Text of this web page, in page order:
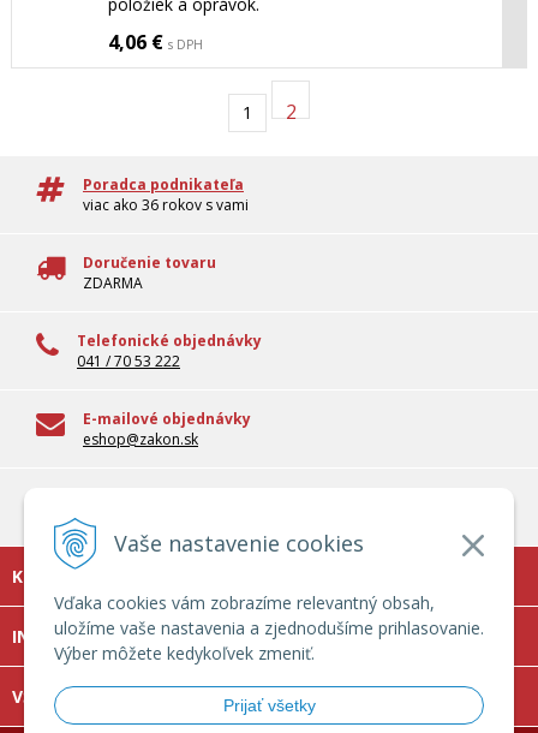
Vaše nastavenie cookies
Vďaka cookies vám zobrazíme relevantný obsah,
uložíme vaše nastavenia a zjednodušíme prihlasovanie.
Výber môžete kedykoľvek zmeniť.
Prijať všetky
4,06 € s DPH
1 2
Poradca podnikateľa
viac ako 36 rokov s vami
Doručenie tovaru
ZDARMA
Telefonické objednávky
041 / 70 53 222
E-mailové objednávky
eshop@zakon.sk
Odborné informácie pre reálnu prax
KONTAKT
INFOLINKA
VŠETKO O NÁKUPE